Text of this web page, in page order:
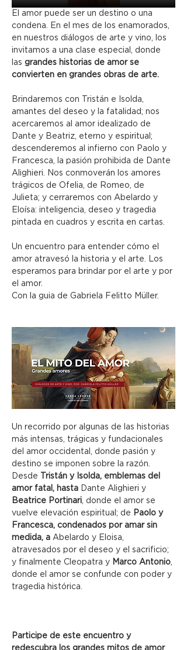
El amor puede ser un destino o una
condena. En el mes de los enamorados,
en nuestros diálogos de arte y vino, los
invitamos a una clase especial, donde
las grandes historias de amor se
convierten en grandes obras de arte.
Brindaremos con Tristán e Isolda,
amantes del deseo y la fatalidad; nos
acercaremos al amor idealizado de
Dante y Beatriz, eterno y espiritual;
descenderemos al infierno con Paolo y
Francesca, la pasión prohibida de Dante
Alighieri. Nos conmoverán los amores
trágicos de Ofelia, de Romeo, de
Julieta; y cerraremos con Abelardo y
Eloísa: inteligencia, deseo y tragedia
pintada en cuadros y escrita en cartas.
Un encuentro para entender cómo el
amor atravesó la historia y el arte. Los
esperamos para brindar por el arte y por
el amor.
Con la guia de Gabriela Felitto Müller.
Un recorrido por algunas de las historias
más intensas, trágicas y fundacionales
del amor occidental, donde pasión y
destino se imponen sobre la razón.
Desde
Tristán y Isolda, emblemas del
amor fatal, hasta
Dante Alighieri y
Beatrice Portinari , donde el amor se
vuelve elevación espiritual; de Paolo y
Francesca, condenados por amar sin
medida, a Abelardo y Eloisa,
atravesados por el deseo y el sacrificio;
y finalmente Cleopatra y Marco Antonio
donde el amor se confunde con poder y
tragedia histórica.
Participe de este encuentro y
redescubra los grandes mitos de amor